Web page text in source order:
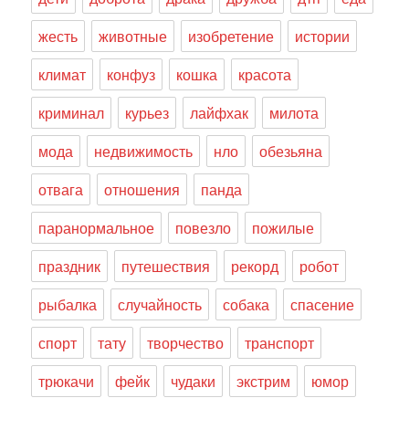
жесть
животные изобретение
истории
климат
конфуз кошка
красота
криминал
курьез лайфхак
милота
мода
недвижимость нло
обезьяна
отвага
отношения
панда
паранормальное
повезло
пожилые
праздник
путешествия рекорд
робот
рыбалка
случайность собака
спасение
спорт
тату творчество
транспорт
трюкачи
фейк чудаки экстрим юмор